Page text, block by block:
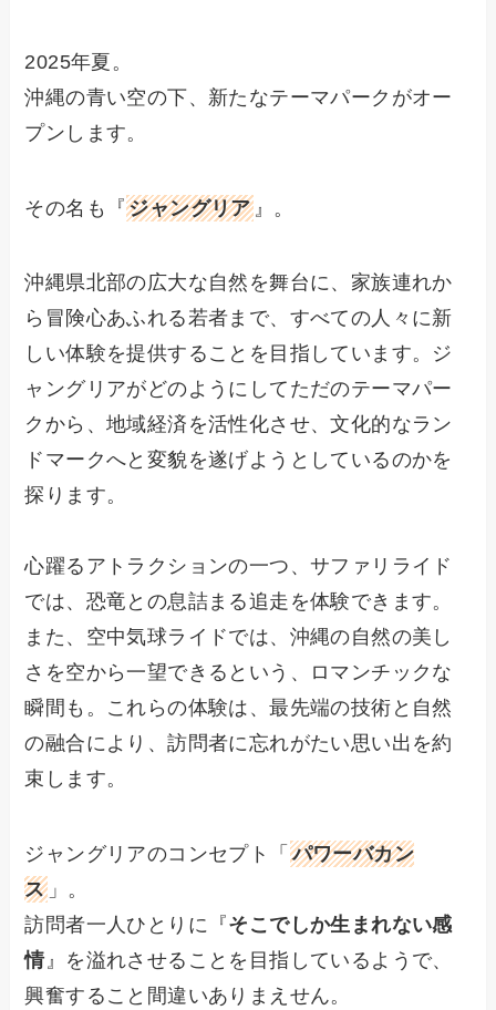
2025年夏。
沖縄の青い空の下、新たなテーマパークがオー
プンします。
その名も『ジャングリア』。
沖縄県北部の広大な自然を舞台に、家族連れか
ら冒険心あふれる若者まで、すべての人々に新
しい体験を提供することを目指しています。ジ
ャングリアがどのようにしてただのテーマパー
クから、地域経済を活性化させ、文化的なラン
ドマークへと変貌を遂げようとしているのかを
探ります。
心躍るアトラクションの一つ、サファリライド
では、恐竜との息詰まる追走を体験できます。
また、空中気球ライドでは、沖縄の自然の美し
さを空から一望できるという、ロマンチックな
瞬間も。これらの体験は、最先端の技術と自然
の融合により、訪問者に忘れがたい思い出を約
束します。
ジャングリアのコンセプト「 パワーバカン
ス」。
訪問者一人ひとりに『そこでしか生まれない感
情』を溢れさせることを目指しているようで、
興奮すること間違いありまえせん。